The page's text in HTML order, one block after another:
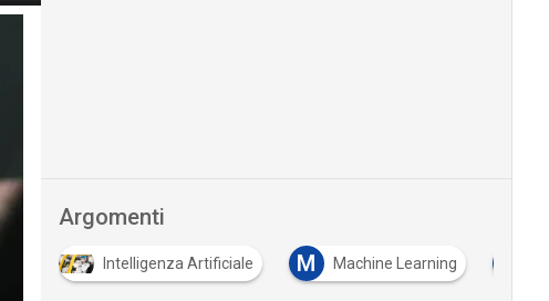
Argomenti
Intelligenza Artificiale M Machine Learning T